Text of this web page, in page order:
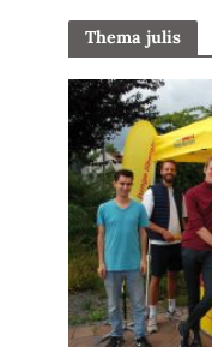
Thema julis